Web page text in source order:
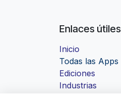
Enlaces útiles
Inicio
Todas las Apps
Ediciones
Industrias